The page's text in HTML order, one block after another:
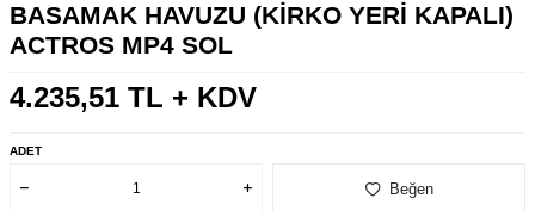
BASAMAK HAVUZU (KİRKO YERİ KAPALI)
ACTROS MP4 SOL
4.235,51 TL + KDV
ADET
Beğen